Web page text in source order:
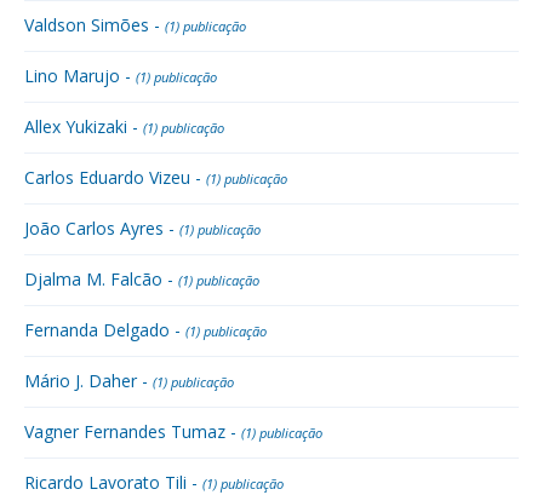
Valdson Simões - (1) publicação
Lino Marujo - (1) publicação
Allex Yukizaki - (1) publicação
Carlos Eduardo Vizeu - (1) publicação
João Carlos Ayres - (1) publicação
Djalma M. Falcão - (1) publicação
Fernanda Delgado - (1) publicação
Mário J. Daher - (1) publicação
Vagner Fernandes Tumaz - (1) publicação
Ricardo Lavorato Tili - (1) publicação